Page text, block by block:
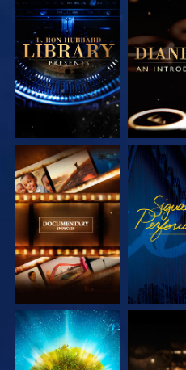
UTFORSKA
SERIEN
UTFORSKA
SERIEN
UTFORSKA
SERIEN
UTFORSKA
UTFORSKA